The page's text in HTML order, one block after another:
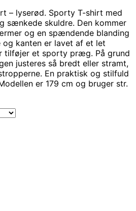
– lyserød. Sporty T-shirt med
sænkede skuldre. Den kommer
og en spændende blanding
kanten er lavet af et let
tilføjer et sporty præg. På grund
justeres så bredt eller stramt,
En praktisk og stilfuld
er 179 cm og bruger str.